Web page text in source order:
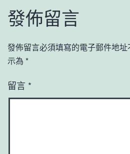
發佈留言
發佈留言必須填寫的電子郵件地址
示為 *
留言 *